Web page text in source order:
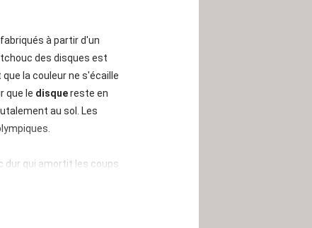
à partir d'un
des disques est
la couleur ne s'écaille
que le disquereste en
au sol. Les
dur qui amortit les coups
outre renforcé par le